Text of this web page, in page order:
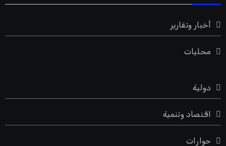
أخبار وتقارير
محليات
دولية
اقتصاد وتنمية
حوارات